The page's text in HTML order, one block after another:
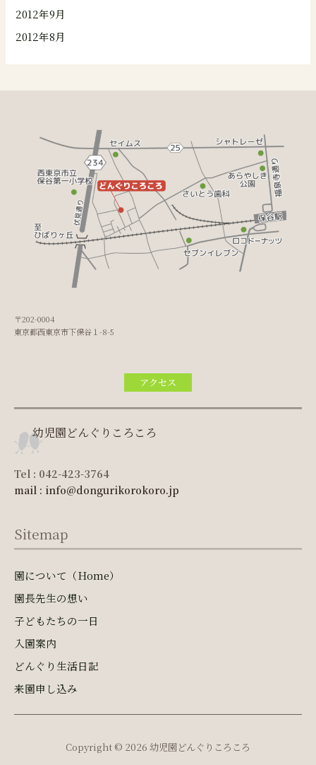
2012年9月
2012年8月
〒202-0004
東京都西東京市下保谷１-8-5
アクセス
幼児園どんぐりころころ
Tel : 042-423-3764
mail : info@dongurikorokoro.jp
Sitemap
園について（Home）
園長先生の想い
子どもたちの一日
入園案内
どんぐり生活日記
来園申し込み
Copyright © 2026 幼児園どんぐりころころ